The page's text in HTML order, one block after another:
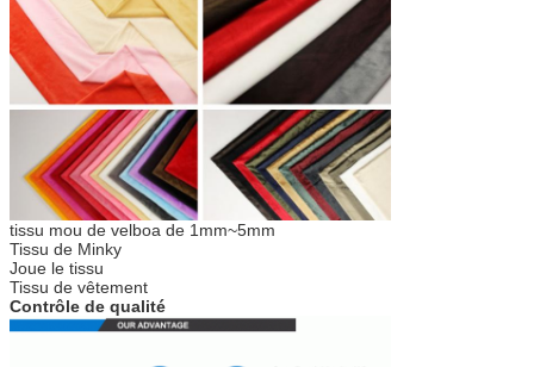
tissu mou de velboa de 1mm~5mm
Tissu de Minky
Joue le tissu
Tissu de vêtement
Contrôle de qualité